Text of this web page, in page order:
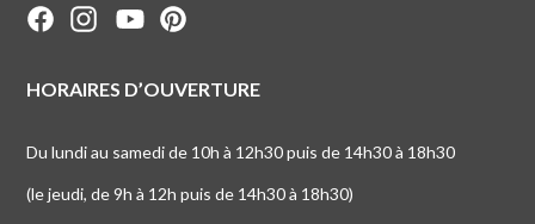
HORAIRES D’OUVERTURE
Du lundi au samedi de 10h à 12h30 puis de 14h30 à 18h30
(le jeudi, de 9h à 12h puis de 14h30 à 18h30)